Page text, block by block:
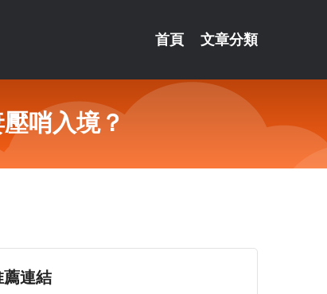
首頁 文章分類
哨入境？
薦連結